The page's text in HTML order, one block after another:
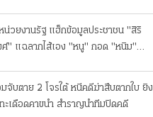
น่วยงานรัฐ แฮ็กข้อมูลประชาชน "สิริ
" แฉลากไส้เอง "หนู" กอด "หนิม"
จับตาย 2 โจรใต้ หนีคดีฆ่าสืบตากใบ ยิง
ะเดือดคาขนำ สำราญนำทีมปิดคดี